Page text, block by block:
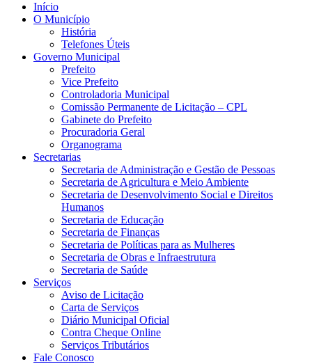
Início
O Município
História
Telefones Úteis
Governo Municipal
Prefeito
Vice Prefeito
Controladoria Municipal
Comissão Permanente de Licitação – CPL
Gabinete do Prefeito
Procuradoria Geral
Organograma
Secretarias
Secretaria de Administração e Gestão de Pessoas
Secretaria de Agricultura e Meio Ambiente
Secretaria de Desenvolvimento Social e Direitos
Humanos
Secretaria de Educação
Secretaria de Finanças
Secretaria de Políticas para as Mulheres
Secretaria de Obras e Infraestrutura
Secretaria de Saúde
Serviços
Aviso de Licitação
Carta de Serviços
Diário Municipal Oficial
Contra Cheque Online
Serviços Tributários
Fale Conosco